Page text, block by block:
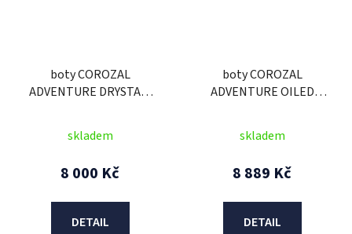
boty COROZAL
ADVENTURE DRYSTAR,
skladem
8 000 Kč
DETAIL
boty COROZAL
ADVENTURE OILED
skladem
8 889 Kč
DETAIL